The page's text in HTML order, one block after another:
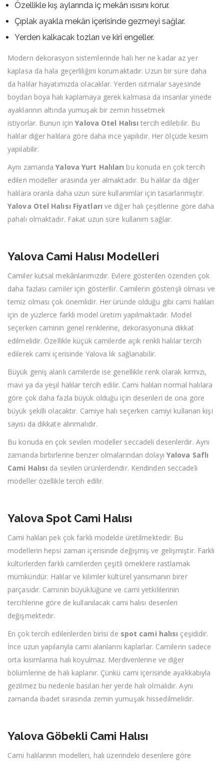
Özellikle kış aylarında iç mekân ısısını korur.
Çıplak ayakla mekân içerisinde gezmeyi sağlar.
Yerden kalkacak tozları ve kiri engeller.
Modern dekorasyon sistemlerinde halı her ne kadar az yer
kaplasa da hala geçerliliğini korumaktadır. Uzun bir süre daha
da halılar hayatımızda olacaklar. Yerden ısıtmalar sayesinde
boydan boya halı kaplamaya gerek kalmasa da insanlar yinede
ayaklarının altında yumuşak bir zemin hissetmek
istiyorlar. Bunun içinYalova Otel Halısı tercih edilebilir. Bu
halılar diğer halılara göre daha ince yapılıdır. Her ölçüde kesim
yapılabilir.
Aynı zamandaYalova Yurt Halıları bu konuda en çok tercih
edilen modeller arasında yer almaktadır. Bu halılar da diğer
halılara oranla daha uzun süre kullanımlar için tasarlanmıştır.
Yalova Otel Halısı Fiyatları ve diğer halı çeşitlerine göre daha
pahalı olmaktadır. Fakat uzun süre kullanım sağlar.
Yalova Cami Halısı Modelleri
Camiler kutsal mekânlarımızdır. Evlere gösterilen özenden çok
daha fazlası camiler için gösterilir. Camilerin gösterişli olması ve
temiz olması çok önemlidir. Her üründe olduğu gibi cami halıları
için de yüzlerce farklı model üretim yapılmaktadır. Model
seçerken caminin genel renklerine, dekorasyonuna dikkat
edilmelidir. Özellikle küçük camilerde açık renkli halılar tercih
edilerek cami içerisinde Yalova lık sağlanabilir.
Büyük geniş alanlı camilerde ise genellikle renk olarak kırmızı,
mavi ya da yeşil halılar tercih edilir. Cami halıları normal halılara
göre çok daha fazla büyük olduğu için desenleri de ona göre
büyük şekilli olacaktır. Camiye halı seçerken camiyi kullanan kişi
sayısı da dikkate alınmalıdır.
Bu konuda en çok sevilen modeller seccadeli desenlerdir. Aynı
zamanda birbirlerine benzer olmalarından dolayı Yalova Saflı
Cami Halısı da sevilen ürünlerdendir. Kendinden seccadeli
modeller özellikle tercih edilir.
Yalova Spot Cami Halısı
Cami halıları pek çok farklı modelde üretilmektedir. Bu
modellerin hepsi zaman içerisinde değişmiş ve gelişmiştir. Farklı
kültürlerden farklı camilerden çeşitli örneklere rastlamak
mümkündür. Halılar ve kilimler kültürel yansımanın birer
parçasıdır. Caminin büyüklüğüne ve cami yetkililerinin
tercihlerine göre de kullanılacak cami halısı desenleri
değişmektedir.
En çok tercih edilenlerden birisi de spot cami halısı çeşididir.
İnce uzun yapılarıyla cami alanlarını kaplarlar. Camilerin sadece
orta kısımlarına halı koyulmaz. Merdivenlerine ve diğer
bölümlerine de halı kaplanır. Çünkü cami içerisinde ayakkabıyla
gezilmez bu nedenle basılan her yerde halı olmalıdır. Aynı
zamanda ibadet sırasında zemin yumuşak hissedilmelidir.
Yalova Göbekli Cami Halısı
Cami halılarının modelleri, halı üzerindeki desenlere göre